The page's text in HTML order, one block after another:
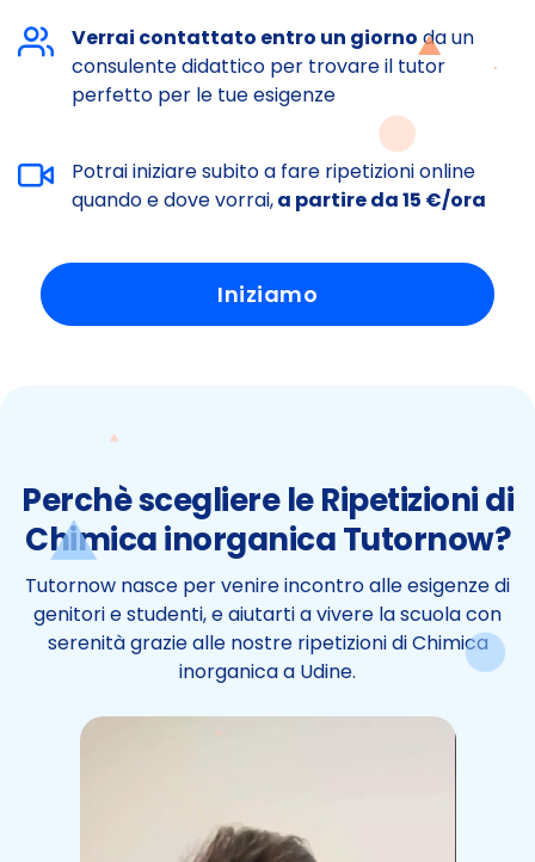
Verrai contattato entro un giorno da un
consulente didattico per trovare il tutor
perfetto per le tue esigenze
Potrai iniziare subito a fare ripetizioni online
quando e dove vorrai,a partire da 15 €/ora
Iniziamo
Perchè scegliere le Ripetizioni di
Chimica inorganica Tutornow?
Tutornow nasce per venire incontro alle esigenze di
genitori e studenti, e aiutarti a vivere la scuola con
serenità grazie alle nostre ripetizioni di Chimica
inorganica a Udine.